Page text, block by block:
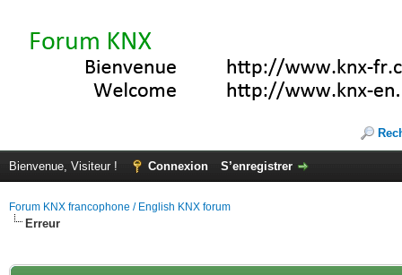
Bienvenue, Visiteur ! Connexion S’enregistrer
Forum KNX francophone / English KNX forum
Erreur